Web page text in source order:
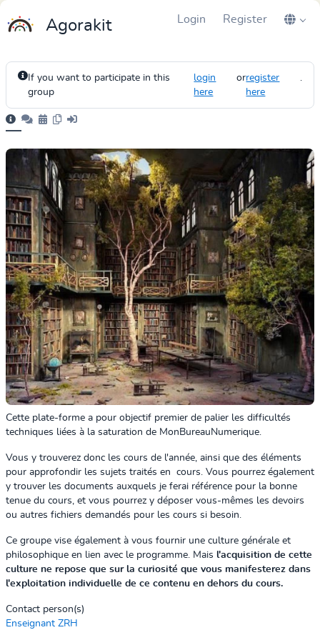
Agorakit Login Register
If you want to participate in this
group
login
here
orregister
here
.
Cette plate-forme a pour objectif premier de palier les difficultés
techniques liées à la saturation de MonBureauNumerique.
Vous y trouverez donc les cours de l'année, ainsi que des éléments
pour approfondir les sujets traités en cours. Vous pourrez également
y trouver les documents auxquels je ferai référence pour la bonne
tenue du cours, et vous pourrez y déposer vous-mêmes les devoirs
ou autres fichiers demandés pour les cours si besoin.
Ce groupe vise également à vous fournir une culture générale et
philosophique en lien avec le programme. Mais l'acquisition de cette
culture ne repose que sur la curiosité que vous manifesterez dans
l'exploitation individuelle de ce contenu en dehors du cours.
Contact person(s)
Enseignant ZRH